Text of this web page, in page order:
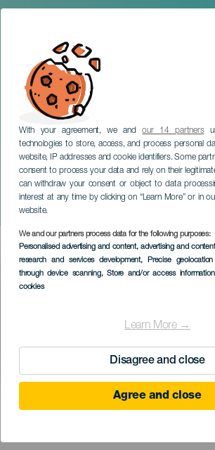
With your agreement, we andour 14 partners
technologies to store, access, and process personal
website, IP addresses and cookie identifiers. Some
consent to process your data and rely on their
can withdraw your consent or object to data
interest at any time by clicking on “Learn More” or in
website.
We and our partners process data for the following purposes:
Personalised advertising and content, advertising and
research and services development, Precise
through device scanning, Store and/or access
cookies
Learn More →
Disagree and close
Agree and close
Panza de Burro -
Teatro
GRÃ-CANÁRIA
Imagen
Listado